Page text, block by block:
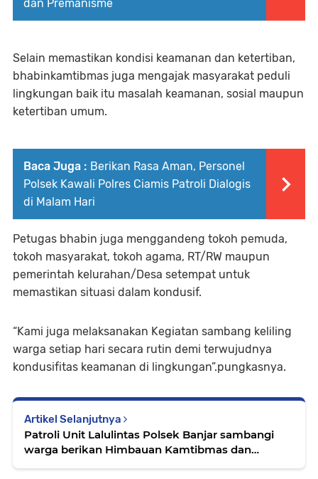
dan Premanisme
Selain memastikan kondisi keamanan dan ketertiban,
bhabinkamtibmas juga mengajak masyarakat peduli
lingkungan baik itu masalah keamanan, sosial maupun
ketertiban umum.
Baca Juga : Berikan Rasa Aman, Personel
Polsek Kawali Polres Ciamis Patroli Dialogis
di Malam Hari
Petugas bhabin juga menggandeng tokoh pemuda,
tokoh masyarakat, tokoh agama, RT/RW maupun
pemerintah kelurahan/Desa setempat untuk
memastikan situasi dalam kondusif.
“Kami juga melaksanakan Kegiatan sambang keliling
warga setiap hari secara rutin demi terwujudnya
kondusifitas keamanan di lingkungan”.pungkasnya.
Artikel Selanjutnya
Patroli Unit Lalulintas Polsek Banjar sambangi
warga berikan Himbauan Kamtibmas dan